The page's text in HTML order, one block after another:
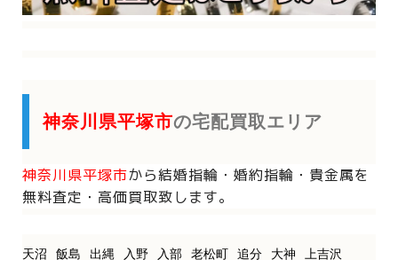
神奈川県平塚市の宅配買取エリア
神奈川県平塚市から結婚指輪・婚約指輪・貴金属を
無料査定・高価買取致します。
天沼 飯島 出縄 入野 入部 老松町 追分 大神
上吉沢